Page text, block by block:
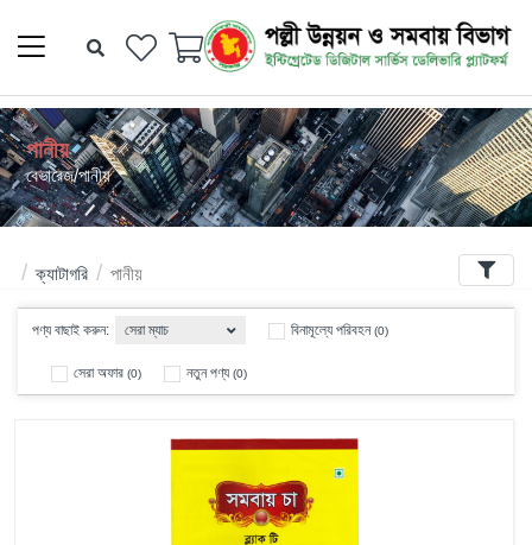
Back
পানীয়
পানীয়
বেভারেজ/পানীয়
ক্যাটাগরি পানীয় Filters